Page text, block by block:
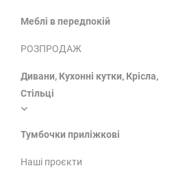
Меблі в передпокій
РОЗПРОДАЖ
Дивани, Кухонні кутки, Крісла,
Стільці
Тумбочки приліжкові
Наші проєкти